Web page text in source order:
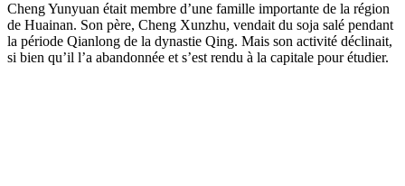
Cheng Yunyuan était membre d’une famille importante de la région
de Huainan. Son père, Cheng Xunzhu, vendait du soja salé pendant
la période Qianlong de la dynastie Qing. Mais son activité déclinait,
si bien qu’il l’a abandonnée et s’est rendu à la capitale pour étudier.